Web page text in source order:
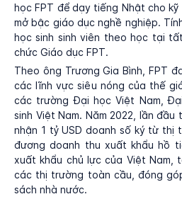
học FPT để dạy tiếng Nhật cho kỹ
mở bậc giáo dục nghề nghiệp.
học sinh sinh viên theo học tại
chức Giáo dục FPT.
Theo ông Trương Gia Bình, FPT
các lĩnh vực siêu nóng của thế
các trường Đại học Việt Nam,
sinh Việt Nam. Năm 2022, lần
nhận 1 tỷ USD doanh số ký từ thị
đương doanh thu xuất khẩu hồ
xuất khẩu chủ lực của Việt
các thị trường toàn cầu, đóng
sách nhà nước.